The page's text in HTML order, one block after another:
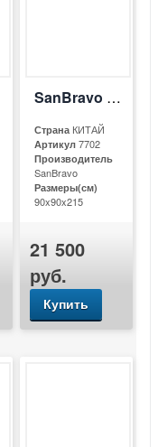
SanBravo SB-С913
СтранаКИТАЙ
Артикул7702
Производитель
SanBravo
Размеры(см)
90x90x215
21 500
руб.
Купить